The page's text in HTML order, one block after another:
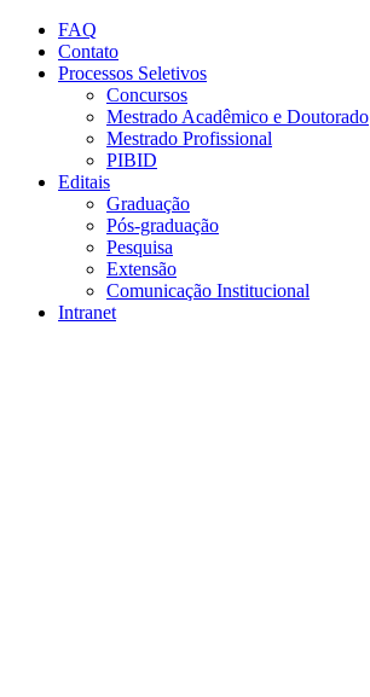
Conteúdo principal
FAQ
Contato
Processos Seletivos
Concursos
Mestrado Acadêmico e Doutorado
Mestrado Profissional
PIBID
Editais
Graduação
Pós-graduação
Pesquisa
Extensão
Comunicação Institucional
Intranet